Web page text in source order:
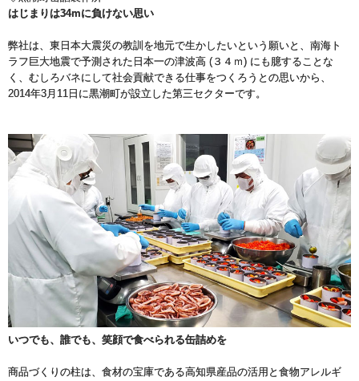
はじまりは34mに負けない思い
弊社は、東日本大震災の教訓を地元で生かしたいという願いと、南海ト
ラフ巨大地震で予測された日本一の津波高 (３４ｍ) にも臆することな
く、むしろバネにして社会貢献できる仕事をつくろうとの思いから、
2014年3月11日に黒潮町が設立した第三セクターです。
いつでも、誰でも、笑顔で食べられる缶詰めを
商品づくりの柱は、食材の宝庫である高知県産品の活用と食物アレルギ